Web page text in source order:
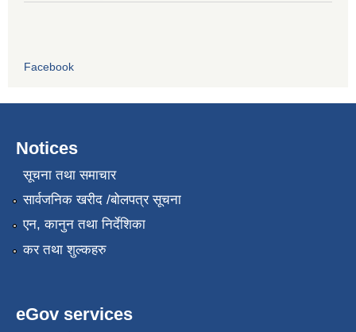
Facebook
Notices
सूचना तथा समाचार
सार्वजनिक खरीद /बोलपत्र सूचना
एन, कानुन तथा निर्देशिका
कर तथा शुल्कहरु
eGov services